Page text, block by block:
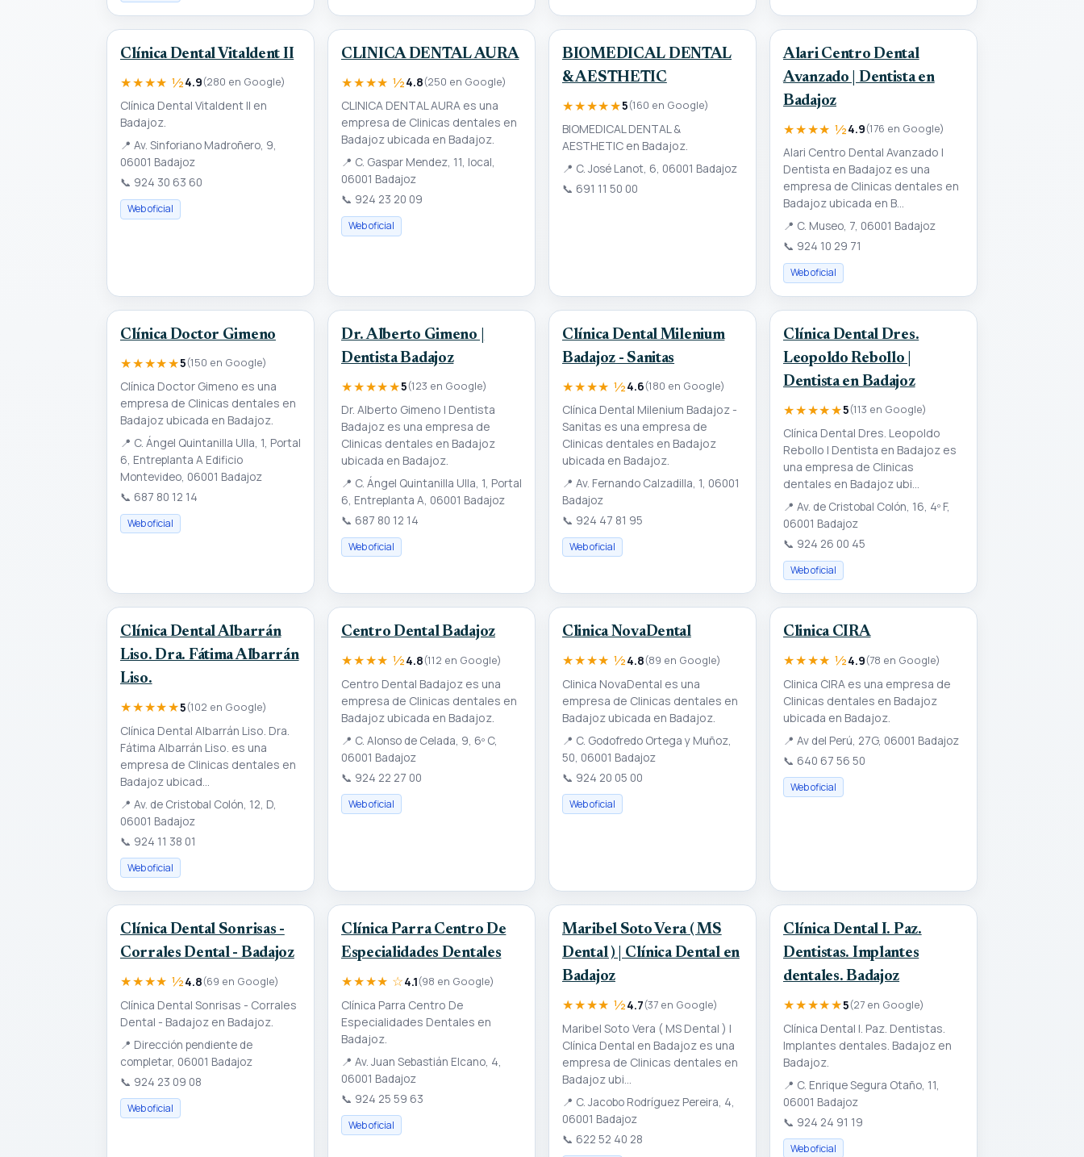
Clínica Dental Vitaldent II
★★★★ ½4.9(280 en Google)
Clínica Dental Vitaldent II en
Badajoz.
📍 Av. Sinforiano Madroñero, 9,
06001 Badajoz
📞 924 30 63 60
Web oficial
CLINICA DENTAL AURA
★★★★ ½4.8(250 en Google)
CLINICA DENTAL AURA es una
empresa de Clinicas dentales en
Badajoz ubicada en Badajoz.
📍 C. Gaspar Mendez, 11, local,
06001 Badajoz
📞 924 23 20 09
Web oficial
BIOMEDICAL DENTAL
& AESTHETIC
★★★★★5(160 en Google)
BIOMEDICAL DENTAL &
AESTHETIC en Badajoz.
📍 C. José Lanot, 6, 06001 Badajoz
📞 691 11 50 00
Alari Centro Dental
Avanzado | Dentista en
Badajoz
★★★★ ½4.9(176 en Google)
Alari Centro Dental Avanzado |
Dentista en Badajoz es una
empresa de Clinicas dentales en
Badajoz ubicada en B...
📍 C. Museo, 7, 06001 Badajoz
📞 924 10 29 71
Web oficial
Clínica Doctor Gimeno
★★★★★5(150 en Google)
Clínica Doctor Gimeno es una
empresa de Clinicas dentales en
Badajoz ubicada en Badajoz.
📍 C. Ángel Quintanilla Ulla, 1, Portal
6, Entreplanta A Edificio
Montevideo, 06001 Badajoz
📞 687 80 12 14
Web oficial
Dr. Alberto Gimeno |
Dentista Badajoz
★★★★★5(123 en Google)
Dr. Alberto Gimeno | Dentista
Badajoz es una empresa de
Clinicas dentales en Badajoz
ubicada en Badajoz.
📍 C. Ángel Quintanilla Ulla, 1, Portal
6, Entreplanta A, 06001 Badajoz
📞 687 80 12 14
Web oficial
Clínica Dental Milenium
Badajoz - Sanitas
★★★★ ½4.6(180 en Google)
Clínica Dental Milenium Badajoz -
Sanitas es una empresa de
Clinicas dentales en Badajoz
ubicada en Badajoz.
📍 Av. Fernando Calzadilla, 1, 06001
Badajoz
📞 924 47 81 95
Web oficial
Clínica Dental Dres.
Leopoldo Rebollo |
Dentista en Badajoz
★★★★★5(113 en Google)
Clínica Dental Dres. Leopoldo
Rebollo | Dentista en Badajoz es
una empresa de Clinicas
dentales en Badajoz ubi...
📍 Av. de Cristobal Colón, 16, 4º F,
06001 Badajoz
📞 924 26 00 45
Web oficial
Clínica Dental Albarrán
Liso. Dra. Fátima Albarrán
Liso.
★★★★★5(102 en Google)
Clínica Dental Albarrán Liso. Dra.
Fátima Albarrán Liso. es una
empresa de Clinicas dentales en
Badajoz ubicad...
📍 Av. de Cristobal Colón, 12, D,
06001 Badajoz
📞 924 11 38 01
Web oficial
Centro Dental Badajoz
★★★★ ½4.8(112 en Google)
Centro Dental Badajoz es una
empresa de Clinicas dentales en
Badajoz ubicada en Badajoz.
📍 C. Alonso de Celada, 9, 6º C,
06001 Badajoz
📞 924 22 27 00
Web oficial
Clinica NovaDental
★★★★ ½4.8(89 en Google)
Clinica NovaDental es una
empresa de Clinicas dentales en
Badajoz ubicada en Badajoz.
📍 C. Godofredo Ortega y Muñoz,
50, 06001 Badajoz
📞 924 20 05 00
Web oficial
Clinica CIRA
★★★★ ½4.9(78 en Google)
Clinica CIRA es una empresa de
Clinicas dentales en Badajoz
ubicada en Badajoz.
📍 Av del Perú, 27G, 06001 Badajoz
📞 640 67 56 50
Web oficial
Clínica Dental Sonrisas -
Corrales Dental - Badajoz
★★★★ ½4.8(69 en Google)
Clínica Dental Sonrisas - Corrales
Dental - Badajoz en Badajoz.
📍 Dirección pendiente de
completar, 06001 Badajoz
📞 924 23 09 08
Web oficial
Clínica Parra Centro De
Especialidades Dentales
★★★★ ☆4.1(98 en Google)
Clínica Parra Centro De
Especialidades Dentales en
Badajoz.
📍 Av. Juan Sebastián Elcano, 4,
06001 Badajoz
📞 924 25 59 63
Web oficial
Maribel Soto Vera ( MS
Dental ) | Clínica Dental en
Badajoz
★★★★ ½4.7(37 en Google)
Maribel Soto Vera ( MS Dental ) |
Clínica Dental en Badajoz es una
empresa de Clinicas dentales en
Badajoz ubi...
📍 C. Jacobo Rodríguez Pereira, 4,
06001 Badajoz
📞 622 52 40 28
Clínica Dental I. Paz.
Dentistas. Implantes
dentales. Badajoz
★★★★★5(27 en Google)
Clínica Dental I. Paz. Dentistas.
Implantes dentales. Badajoz en
Badajoz.
📍 C. Enrique Segura Otaño, 11,
06001 Badajoz
📞 924 24 91 19
Web oficial